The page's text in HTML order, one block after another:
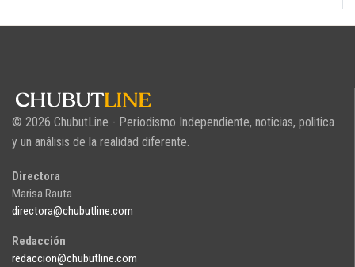
© 2026 ChubutLine - Periodismo Independiente, noticias, politica
y un análisis de la realidad diferente.
Directora
Marisa Rauta
directora@chubutline.com
Redacción
redaccion@chubutline.com